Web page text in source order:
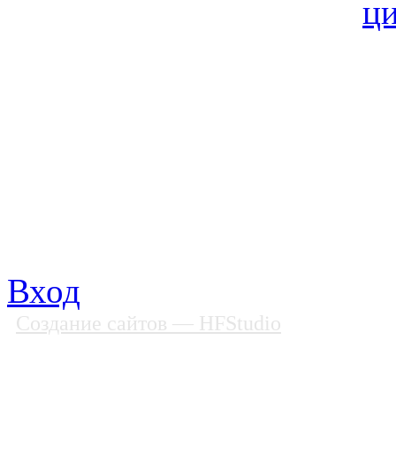
Вход
Создание сайтов — HFStudio